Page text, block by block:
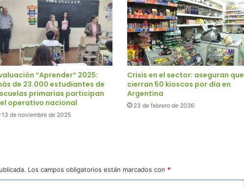
“Aprender” 2025:
de 23.000 estudiantes de
primarias participan
operativo nacional
13 de noviembre de 2025
Crisis en el sector: aseguran que
cierran 50 kioscos por día en
Argentina
23 de febrero de 2026
Los campos obligatorios están marcados con *